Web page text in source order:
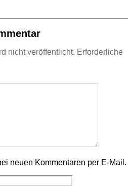
nicht veröffentlicht. Erforderliche
neuen Kommentaren per E-Mail.